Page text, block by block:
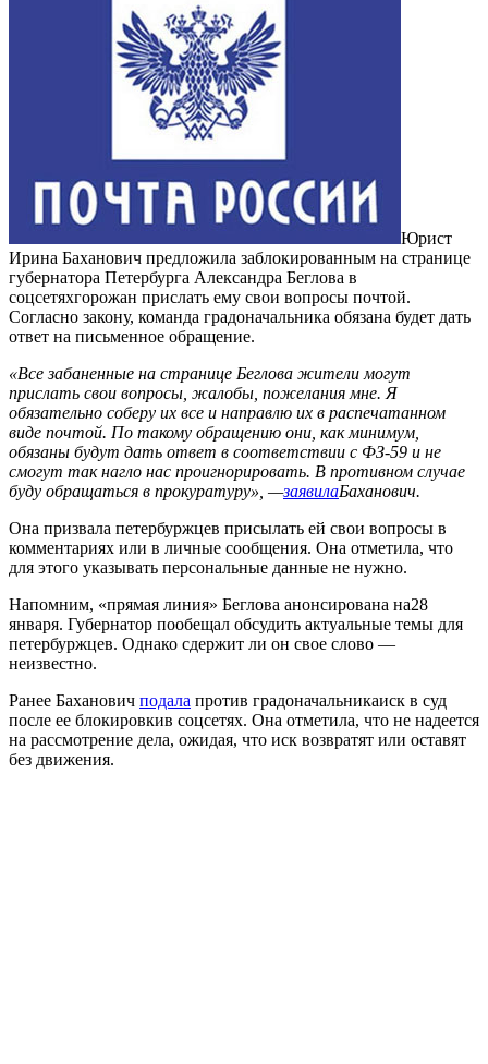
Юрист
Ирина Баханович предложила заблокированным на странице
губернатора Петербурга Александра Беглова в
соцсетяхгорожан прислать ему свои вопросы почтой.
Согласно закону, команда градоначальника обязана будет дать
ответ на письменное обращение.
«Все забаненные на странице Беглова жители могут
прислать свои вопросы, жалобы, пожелания мне. Я
обязательно соберу их все и направлю их в распечатанном
виде почтой. По такому обращению они, как минимум,
обязаны будут дать ответ в соответствии с ФЗ-59 и не
смогут так нагло нас проигнорировать. В противном случае
буду обращаться в прокуратуру», —заявилаБаханович.
Она призвала петербуржцев присылать ей свои вопросы в
комментариях или в личные сообщения. Она отметила, что
для этого указывать персональные данные не нужно.
Напомним, «прямая линия» Беглова анонсирована на28
января. Губернатор пообещал обсудить актуальные темы для
петербуржцев. Однако сдержит ли он свое слово —
неизвестно.
Ранее Баханович подала против градоначальникаиск в суд
после ее блокировкив соцсетях. Она отметила, что не надеется
на рассмотрение дела, ожидая, что иск возвратят или оставят
без движения.